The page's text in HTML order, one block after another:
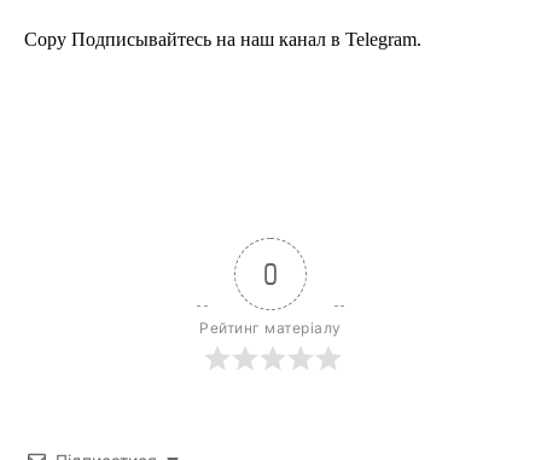
Copy Подписывайтесь на наш канал в Telegram.
0
Рейтинг матеріалу